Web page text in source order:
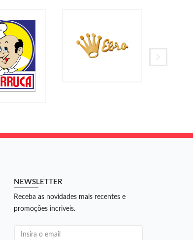
NEWSLETTER
Receba as novidades mais recentes e
promoções incriveis.